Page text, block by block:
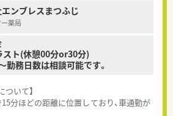
ンブレスまつふじ
薬局
スト(休憩00分or30分)
勤務日数は相談可能です。
ついて】
分ほどの距離に位置しており、車通勤が